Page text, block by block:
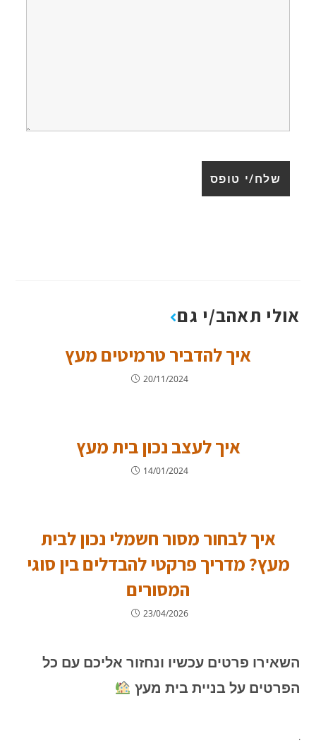
אולי תאהב/י גם
איך להדביר טרמיטים מעץ
20/11/2024
איך לעצב נכון בית מעץ
14/01/2024
איך לבחור מסור חשמלי נכון לבית
מעץ? מדריך פרקטי להבדלים בין סוגי
המסורים
23/04/2026
השאירו פרטים עכשיו ונחזור אליכם עם כל
הפרטים על בניית בית מעץ
.